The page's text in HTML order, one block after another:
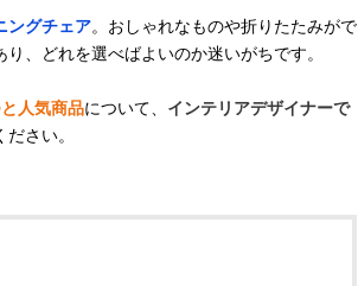
ングチェア。おしゃれなものや折りたたみがで
、どれを選べばよいのか迷いがちです。
人気商品について、 インテリアデザイナーで
さい。